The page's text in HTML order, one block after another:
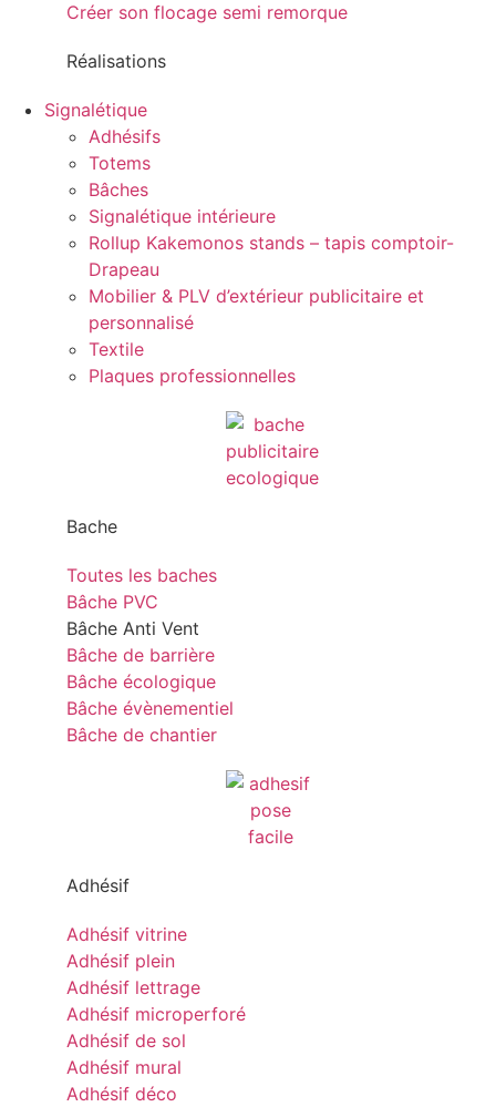
Créer son flocage semi remorque
Réalisations
Signalétique
Adhésifs
Totems
Bâches
Signalétique intérieure
Rollup Kakemonos stands – tapis comptoir-
Drapeau
Mobilier & PLV d’extérieur publicitaire et
personnalisé
Textile
Plaques professionnelles
Bache
Toutes les baches
Bâche PVC
Bâche Anti Vent
Bâche de barrière
Bâche écologique
Bâche évènementiel
Bâche de chantier
Adhésif
Adhésif vitrine
Adhésif plein
Adhésif lettrage
Adhésif microperforé
Adhésif de sol
Adhésif mural
Adhésif déco